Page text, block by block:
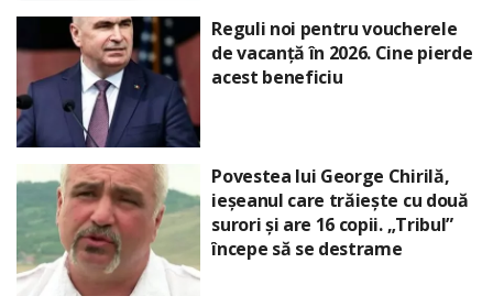
Reguli noi pentru voucherele
de vacanță în 2026. Cine pierde
acest beneficiu
Povestea lui George Chirilă,
ieșeanul care trăiește cu două
surori și are 16 copii. „Tribul”
începe să se destrame